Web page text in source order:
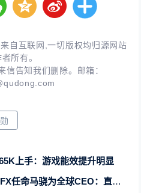
自互联网,一切版权均归源网站
所有。
信告知我们删除。邮箱：
上手：游戏能效提升明显
骁为全球CEO：直接向贾跃亭汇报